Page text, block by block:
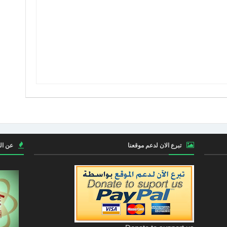
تبرع الان لدعم موقعنا عن